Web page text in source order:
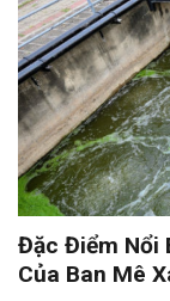
Đặc Điểm Nổi
Của Ban Mê